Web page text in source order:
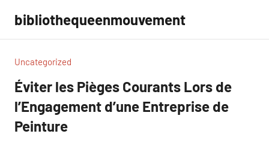
contenu
bibliothequeenmouvement
Uncategorized
Éviter les Pièges Courants Lors de
l’Engagement d’une Entreprise de
Peinture